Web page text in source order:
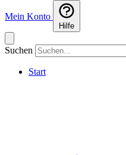
Mein Konto
Hilfe
Suchen
Start